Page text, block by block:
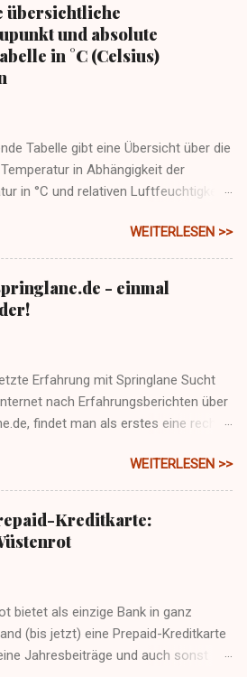
übersichtliche
und absolute
in °C (Celsius)
Tabelle gibt eine Übersicht über die
in Abhängigkeit der
in °C und relativen Luftfeuchtigkeit.
Übersicht gibt wann etwa
an Wänden entstehen kann (nämlich
des Taupunkt und damit
von Wasser an einer Oberfläche).
WEITERLESEN >>
- einmal
Erfahrung mit Springlane Sucht
nach Erfahrungsberichten über
findet man als erstes eine recht
. Doch wenn man erst mal auf
angewiesen ist, sei es aufgrund
oder einer sonstigen
einem bewusst, dass der Schein
Denn sieht man sich einige
selben Beschwerden. Ein Beispiel
, ich möchte auch nicht
über negative Erfahrungen
WEITERLESEN >>
Kreditkarte:
bietet als einzige Bank in ganz
(bis jetzt) eine Prepaid-Kreditkarte
Jahresbeiträge und auch sonst